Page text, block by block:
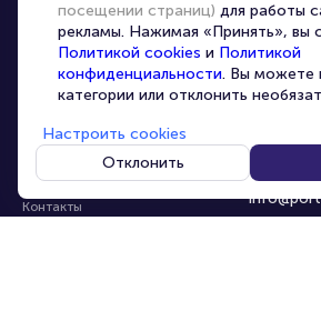
Организаторам
Корпоративным клиентам
VIP-билеты
Персональные данные
О компании
Контакты
8-800-
8-499-
С 10:00
посещении страниц) для работы
рекламы. Нажимая «Принять», вы
Политикой cookies и Политикой
конфиденциальности. Вы можете
категории или отклонить
Настроить cookies
Отклонить